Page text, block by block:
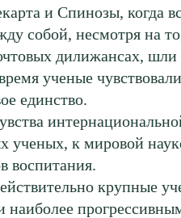
и Спинозы, когда
собой, несмотря на
дилижансах, шли
ученые
единство.
ученых, к мировой
воспитания.
крупные
наиболее